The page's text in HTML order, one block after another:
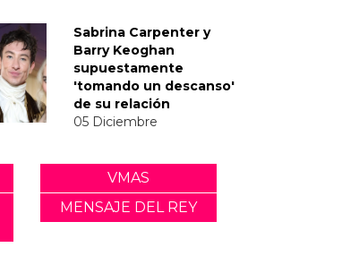
Sabrina Carpenter y
Barry Keoghan
supuestamente
'tomando un descanso'
de su relación
05 Diciembre
VMAS
MENSAJE DEL REY